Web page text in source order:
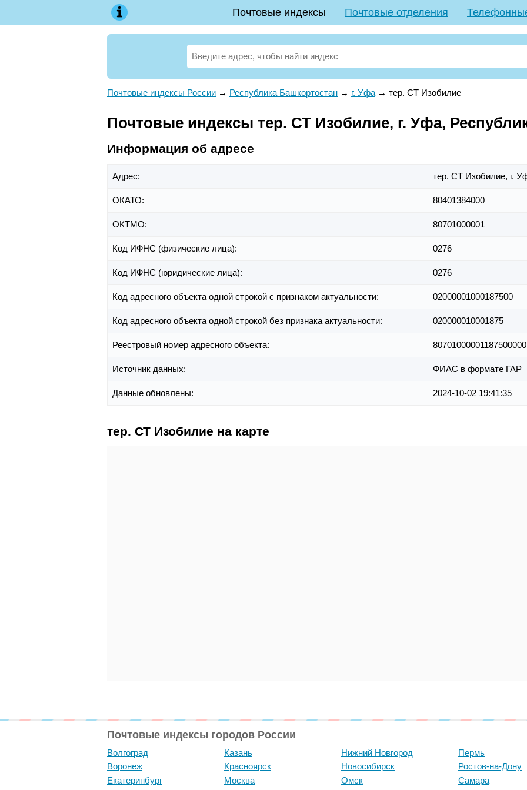
Почтовые индексы Почтовые отделения
Почтовые индексы России → Республика Башкортостан → г. Уфа → тер. СТ Изобилие
Почтовые индексы тер. СТ Изобилие, г. Уфа,
Информация об адресе
Адрес: тер. СТ Изобилие, г.
ОКАТО: 80401384000
ОКТМО: 80701000001
Код ИФНС (физические лица): 0276
Код ИФНС (юридические лица): 0276
Код адресного объекта одной строкой с признаком актуальности: 02000001000187500
Код адресного объекта одной строкой без признака актуальности: 020000010001875
Реестровый номер адресного объекта:
Источник данных: ФИАС в формате ГАР
Данные обновлены: 2024-10-02 19:41:35
тер. СТ Изобилие на карте
Почтовые индексы городов России
Волгоград
Воронеж
Екатеринбург
Казань
Красноярск
Москва
Нижний Новгород
Новосибирск
Омск
Пермь
Ростов-на-Дону
Самара